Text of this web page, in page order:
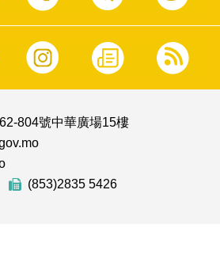
804號中華廣場15樓
(853)2835 5426